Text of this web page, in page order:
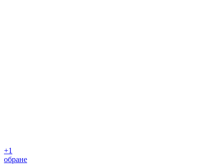
+1
обране